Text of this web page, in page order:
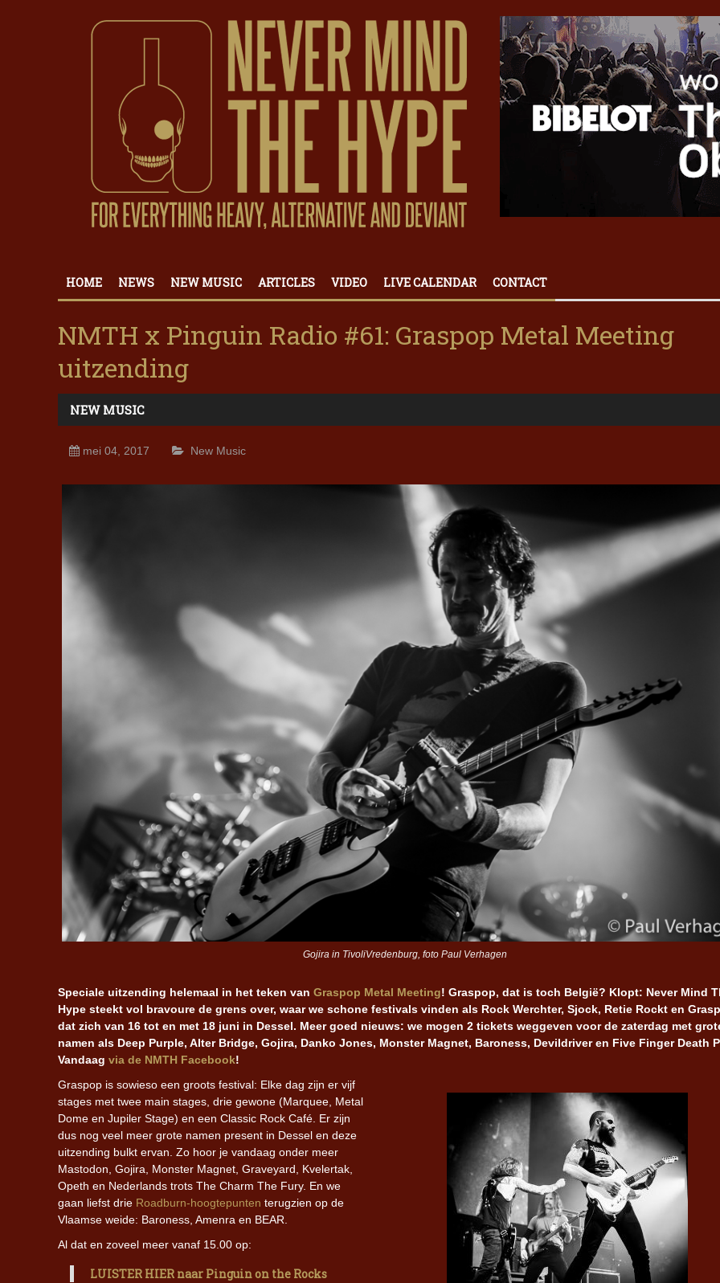
HOME NEWS NEW MUSIC ARTICLES VIDEO LIVE CALENDAR CONTACT
NMTH x Pinguin Radio #61: Graspop Metal Meeting
uitzending
NEW MUSIC
mei 04, 2017 New Music
Gojira in TivoliVredenburg, foto Paul Verhagen
Speciale uitzending helemaal in het teken van Graspop Metal Meeting! Graspop, dat is toch België? Klopt: Never Mind
Hype steekt vol bravoure de grens over, waar we schone festivals vinden als Rock Werchter, Sjock, Retie Rockt en
dat zich van 16 tot en met 18 juni in Dessel. Meer goed nieuws: we mogen 2 tickets weggeven voor de zaterdag met
namen als Deep Purple, Alter Bridge, Gojira, Danko Jones, Monster Magnet, Baroness, Devildriver en Five Finger Death
Vandaag via de NMTH Facebook!
Graspop is sowieso een groots festival: Elke dag zijn er vijf
stages met twee main stages, drie gewone (Marquee, Metal
Dome en Jupiler Stage) en een Classic Rock Café. Er zijn
dus nog veel meer grote namen present in Dessel en deze
uitzending bulkt ervan. Zo hoor je vandaag onder meer
Mastodon, Gojira, Monster Magnet, Graveyard, Kvelertak,
Opeth en Nederlands trots The Charm The Fury. En we
gaan liefst drie Roadburn-hoogtepunten terugzien op de
Vlaamse weide: Baroness, Amenra en BEAR.
Al dat en zoveel meer vanaf 15.00 op:
LUISTER HIER naar Pinguin on the Rocks
Iron Jinn doopt vers epos
Futurist en munt Reich and
Roll-stijl